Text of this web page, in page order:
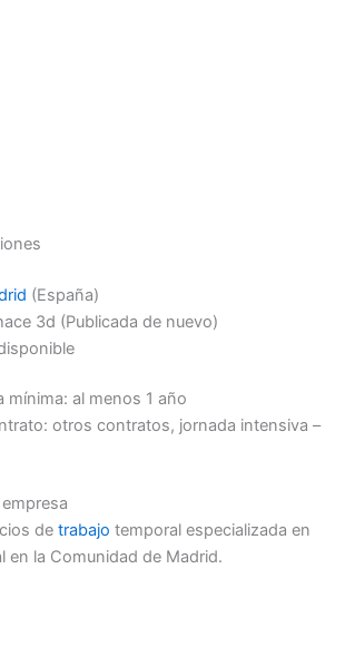
(España)
3d (Publicada de nuevo)
mínima: al menos 1 año
otros contratos, jornada intensiva –
de trabajo temporal especializada en
en la Comunidad de Madrid.